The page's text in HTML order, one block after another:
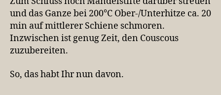
und das Ganze bei 200°C Ober-/Unterhitze ca. 20
min auf mittlerer Schiene schmoren.
Inzwischen ist genug Zeit, den Couscous
zuzubereiten.
So, das habt Ihr nun davon.